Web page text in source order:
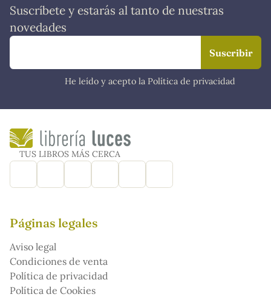
Suscríbete y estarás al tanto de nuestras
novedades
He leído y acepto la Política de privacidad
TUS LIBROS MÁS CERCA
Páginas legales
Aviso legal
Condiciones de venta
Política de privacidad
Política de Cookies